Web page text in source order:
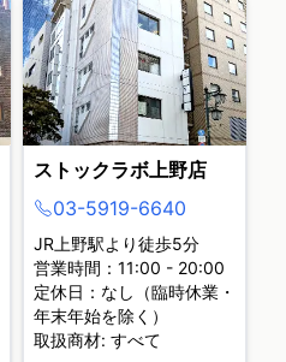
ストックラボ上野店
03-5919-6640
JR上野駅より徒歩5分
営業時間：11:00 - 20:00
定休日：なし（臨時休業・
年末年始を除く）
取扱商材: すべて